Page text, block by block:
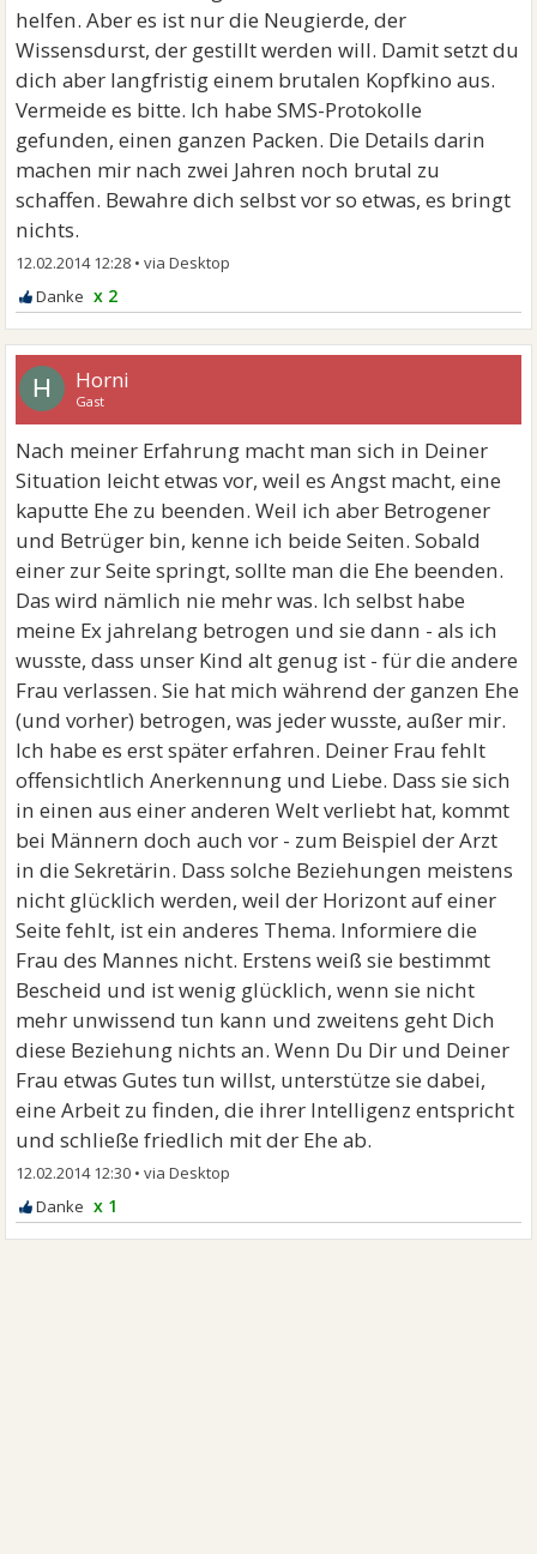
helfen. Aber es ist nur die Neugierde, der
Wissensdurst, der gestillt werden will. Damit setzt du
dich aber langfristig einem brutalen Kopfkino aus.
Vermeide es bitte. Ich habe SMS-Protokolle
gefunden, einen ganzen Packen. Die Details darin
machen mir nach zwei Jahren noch brutal zu
schaffen. Bewahre dich selbst vor so etwas, es bringt
nichts.
12.02.2014 12:28 •
x 2
H Horni
Gast
Nach meiner Erfahrung macht man sich in Deiner
Situation leicht etwas vor, weil es Angst macht, eine
kaputte Ehe zu beenden. Weil ich aber Betrogener
und Betrüger bin, kenne ich beide Seiten. Sobald
einer zur Seite springt, sollte man die Ehe beenden.
Das wird nämlich nie mehr was. Ich selbst habe
meine Ex jahrelang betrogen und sie dann - als ich
wusste, dass unser Kind alt genug ist - für die andere
Frau verlassen. Sie hat mich während der ganzen Ehe
(und vorher) betrogen, was jeder wusste, außer mir.
Ich habe es erst später erfahren. Deiner Frau fehlt
offensichtlich Anerkennung und Liebe. Dass sie sich
in einen aus einer anderen Welt verliebt hat, kommt
bei Männern doch auch vor - zum Beispiel der Arzt
in die Sekretärin. Dass solche Beziehungen meistens
nicht glücklich werden, weil der Horizont auf einer
Seite fehlt, ist ein anderes Thema. Informiere die
Frau des Mannes nicht. Erstens weiß sie bestimmt
Bescheid und ist wenig glücklich, wenn sie nicht
mehr unwissend tun kann und zweitens geht Dich
diese Beziehung nichts an. Wenn Du Dir und Deiner
Frau etwas Gutes tun willst, unterstütze sie dabei,
eine Arbeit zu finden, die ihrer Intelligenz entspricht
und schließe friedlich mit der Ehe ab.
12.02.2014 12:30 •
x 1